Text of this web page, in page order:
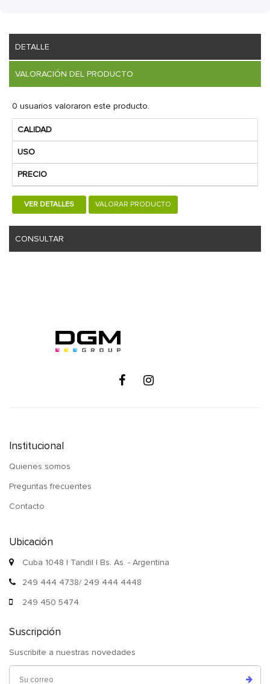
DETALLE
VALORACIÓN DEL PRODUCTO
0 usuarios valoraron este producto.
CALIDAD
USO
PRECIO
VER DETALLES VALORAR PRODUCTO
CONSULTAR
Institucional
Quienes somos
Preguntas frecuentes
Contacto
Ubicación
Cuba 1048 | Tandil | Bs. As. - Argentina
249 444 4738/ 249 444 4448
249 450 5474
Suscripción
Suscribite a nuestras novedades